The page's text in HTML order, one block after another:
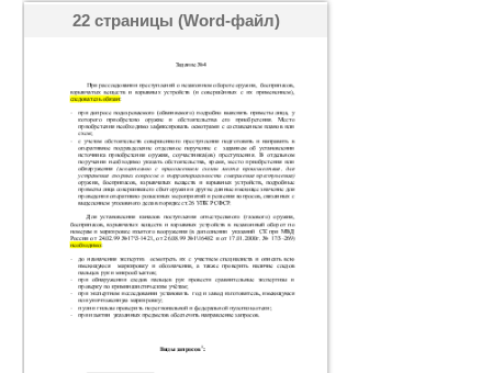
22 страницы (Word-файл)